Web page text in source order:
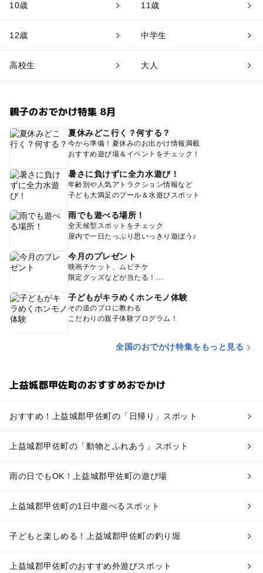
10歳 11歳
12歳 中学生
高校生 大人
親子のおでかけ特集 8月
夏休みどこ行く？何する？
今から準備！夏休みのお出かけ情報満載
おすすめ遊び場＆イベントをチェック！
暑さに負けずに全力水遊び！
年齢別や人気アトラクション情報など
子ども大満足のプール＆水遊びスポット
雨でも遊べる場所！
全天候型スポットをチェック
屋内で一日たっぷり思いっきり遊ぼう♪
今月のプレゼント
映画チケット、ムビチケ
限定グッズなどが当たる！
子どもがキラめくホンモノ体験
その道のプロに教わる
こだわりの親子体験プログラム！
全国のおでかけ特集をもっと見る
上益城郡甲佐町のおすすめおでかけ
おすすめ！上益城郡甲佐町の「日帰り」スポット
上益城郡甲佐町の「動物とふれあう」スポット
雨の日でもOK！上益城郡甲佐町の遊び場
上益城郡甲佐町の1日中遊べるスポット
子どもと楽しめる！上益城郡甲佐町の釣り堀
上益城郡甲佐町のおすすめ外遊びスポット